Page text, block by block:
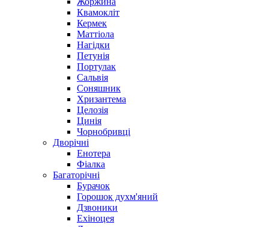
Квамокліт
Кермек
Маттіола
Нагідки
Петунія
Портулак
Сальвія
Соняшник
Хризантема
Целозія
Цинія
Чорнобривці
Дворічні
Енотера
Фіалка
Багаторічні
Бурачок
Горошок духм'яний
Дзвоники
Ехіноцея